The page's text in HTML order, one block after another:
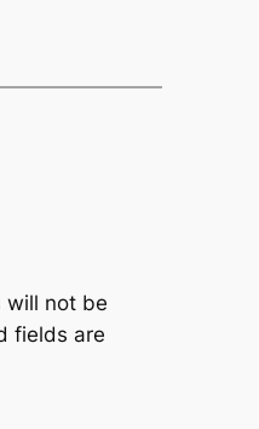
will not be
fields are